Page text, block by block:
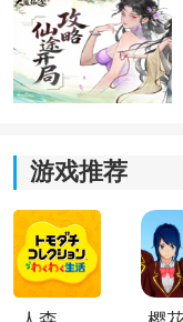
游戏推荐